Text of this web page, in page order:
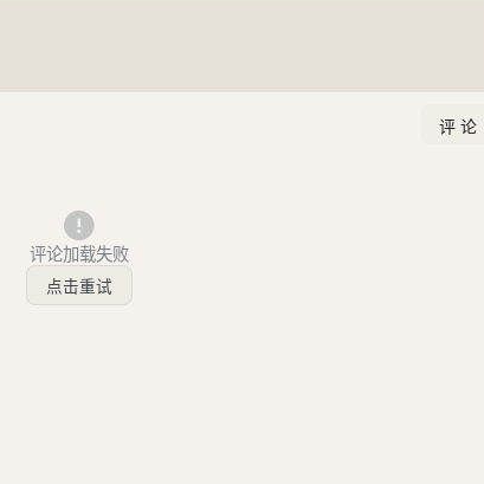
评论加载失败
点击重试